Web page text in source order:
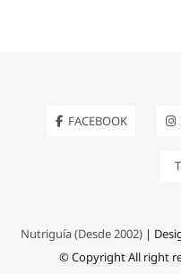
FACEBOOK
Nutriguía (Desde 2002)|
© Copyright All right